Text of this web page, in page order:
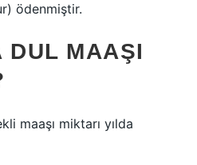
ödenmiştir.
DUL MAAŞI
maaşı miktarı yılda